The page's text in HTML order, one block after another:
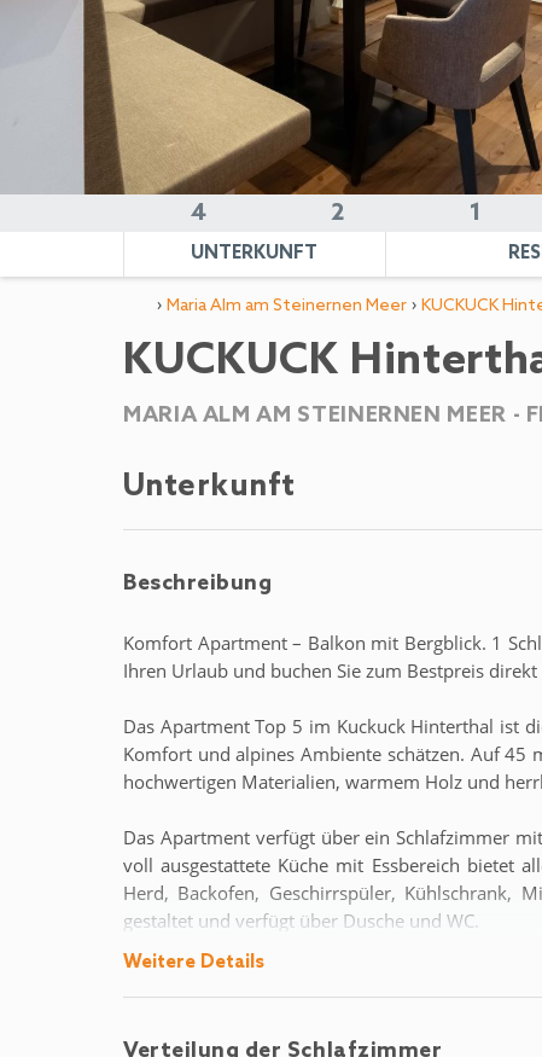
4 2 1
UNTERKUNFT
› Maria Alm am Steinernen Meer › KUCKUCK
KUCKUCK
MARIA ALM AM STEINERNEN MEER -
Unterkunft
Beschreibung
Komfort Apartment – Balkon mit Bergblick. 1
Ihren Urlaub und buchen Sie zum Bestpreis
Das Apartment Top 5 im Kuckuck Hinterthal ist
Komfort und alpines Ambiente schätzen. Auf 45
hochwertigen Materialien, warmem Holz und
Das Apartment verfügt über ein Schlafzimmer
voll ausgestattete Küche mit Essbereich bietet
Herd, Backofen, Geschirrspüler, Kühlschrank,
gestaltet und verfügt über Dusche und WC.
Frühstück in der Sonne oder einen ruhigen
Weitere Details
Verteilung der Schlafzimmer